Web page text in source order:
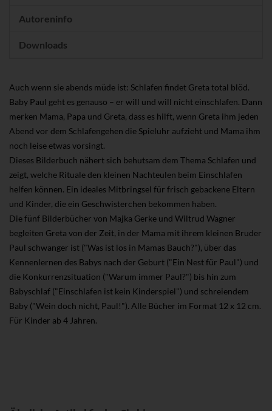
Autoreninfo
Downloads
Auch wenn sie abends müde ist: Schlafen findet Greta total blöd.
Baby Paul geht es genauso – er will und will nicht einschlafen. Dann
merken Mama, Papa und Greta, dass es hilft, wenn Greta ihm jeden
Abend vor dem Schlafengehen die Spieluhr aufzieht und Mama ihm
noch leise etwas vorsingt.
Dieses Bilderbuch nähert sich behutsam dem Thema Schlafen und
zeigt, welche Rituale den kleinen Nachteulen beim Einschlafen
helfen können. Ein ideales Mitbringsel für frisch gebackene Eltern
und Kinder, die ein Geschwisterchen bekommen haben.
Die fünf Bilderbücher von Majka Gerke und Wiltrud Wagner
begleiten Greta von der Zeit, in der Mama mit ihrem kleinen Bruder
Paul schwanger ist ("Was ist los in Mamas Bauch?"), über das
Kennenlernen des Babys nach der Geburt ("Ein Nest für Paul") und
die Konkurrenzsituation ("Warum immer Paul?") bis hin zum
Babyschlaf ("Einschlafen ist kein Kinderspiel") und schreiendem
Baby ("Wein doch nicht, Paul!"). Alle Bücher im Format 12 x 12 cm.
Für Kinder ab 4 Jahren.